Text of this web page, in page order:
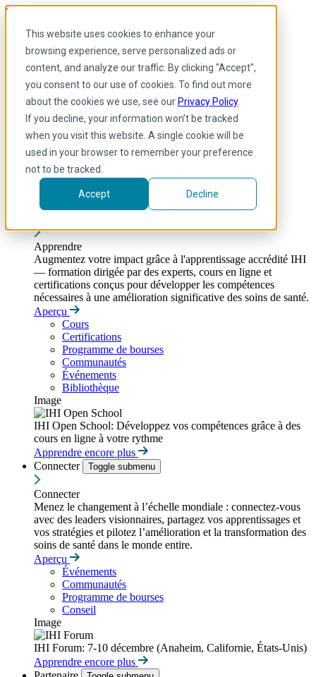
This website uses cookies to enhance your
browsing experience, serve personalized ads or
content, and analyze our traffic. By clicking "Accept",
you consent to our use of cookies. To find out more
about the cookies we use, see our Privacy Policy.
If you decline, your information won’t be tracked
when you visit this website. A single cookie will be
used in your browser to remember your preference
not to be tracked.
Accept Decline
Skip to main content
French
Arabic
Anglais
Français
Portuguese
Spanish
Apprendre
Augmentez votre impact grâce à l'apprentissage accrédité IHI
— formation dirigée par des experts, cours en ligne et
certifications conçus pour développer les compétences
nécessaires à une amélioration significative des soins de santé.
Aperçu
Cours
Certifications
Programme de bourses
Communautés
Événements
Bibliothèque
Image
IHI Open School: Développez vos compétences grâce à des
cours en ligne à votre rythme
Apprendre encore plus
Connecter
Toggle submenu
Connecter
Menez le changement à l’échelle mondiale : connectez-vous
avec des leaders visionnaires, partagez vos apprentissages et
vos stratégies et pilotez l’amélioration et la transformation des
soins de santé dans le monde entire.
Aperçu
Événements
Communautés
Programme de bourses
Conseil
Image
IHI Forum: 7-10 décembre (Anaheim, Californie, États-Unis)
Apprendre encore plus